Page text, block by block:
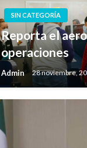
SIN CATEGORÍA
Reporta el
operaciones
Admin 28 noviembre,